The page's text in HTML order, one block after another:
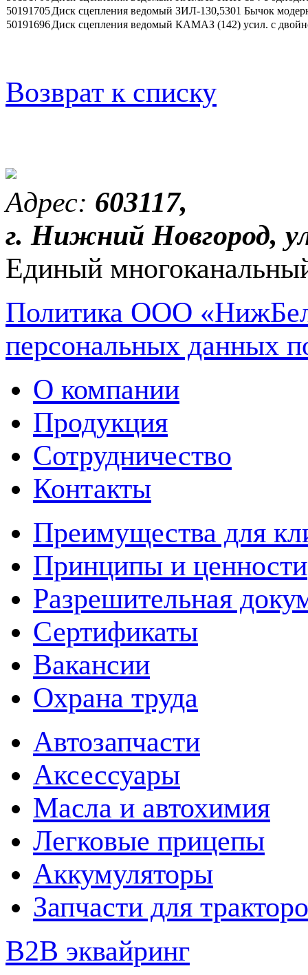
50191705Диск сцепления ведомый ЗИЛ-130,5301 Бычок
50191696Диск сцепления ведомый КАМАЗ (142) усил. с
Возврат к списку
Адрес: 603117,
г. Нижний Новгород,
Единый
Политика ООО
персональных данных
О компании
Продукция
Сотрудничество
Контакты
Преимущества для
Принципы и ценности
Разрешительная
Сертификаты
Вакансии
Охрана труда
Автозапчасти
Аксессуары
Масла и автохимия
Легковые прицепы
Аккумуляторы
Запчасти для
B2B эквайринг